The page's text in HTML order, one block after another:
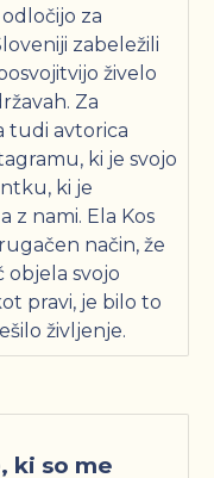
za
zabeležili
živelo
Za
tudi avtorica
ki je svojo
ki je
z nami. Ela Kos
način, že
objela svojo
pravi, je bilo to
življenje.
ki so me